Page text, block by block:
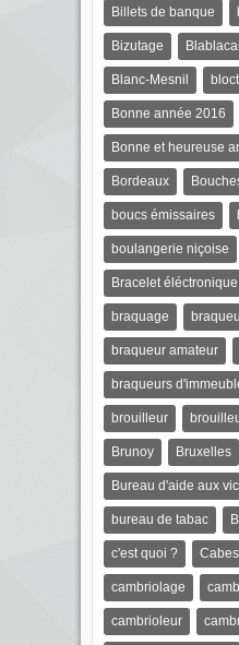
Billets de banque
Bizutage
Blanc-Mesnil
Bonne année 2016
Bonne et heureuse
Bordeaux
boucs émissaires
boulangerie niçoise
Bracelet éléctronique
braquage
braqueur amateur
braqueurs
brouilleur
Brunoy Bruxelles
Bureau d'aide aux
bureau de tabac
c'est quoi ?
cambriolage
cambrioleur